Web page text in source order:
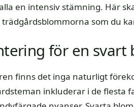
en intensiv stämning. Här
trädgårdsblommorna som du
för en
finns det inga naturligt
inkluderar i de flesta